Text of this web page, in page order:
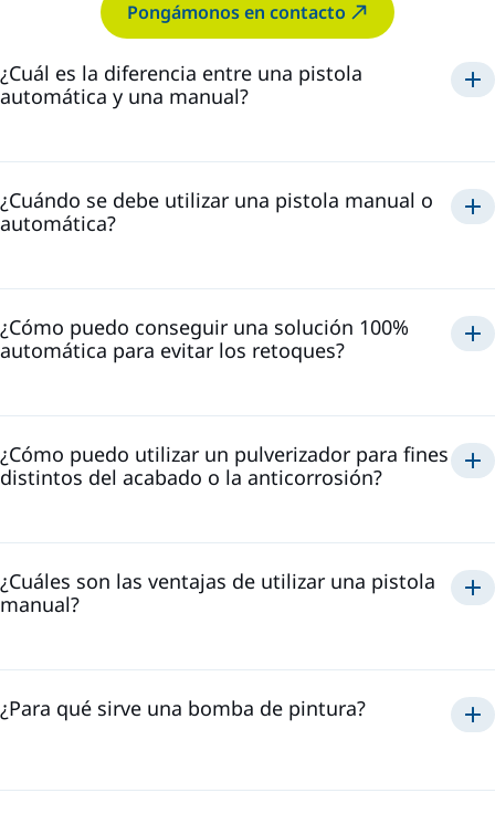
Pongámonos en contacto
¿Cuál es la diferencia entre una pistola
automática y una manual?
¿Cuándo se debe utilizar una pistola manual o
automática?
¿Cómo puedo conseguir una solución 100%
automática para evitar los retoques?
¿Cómo puedo utilizar un pulverizador para fines
distintos del acabado o la anticorrosión?
¿Cuáles son las ventajas de utilizar una pistola
manual?
¿Para qué sirve una bomba de pintura?